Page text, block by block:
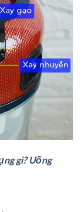
gì? Uống